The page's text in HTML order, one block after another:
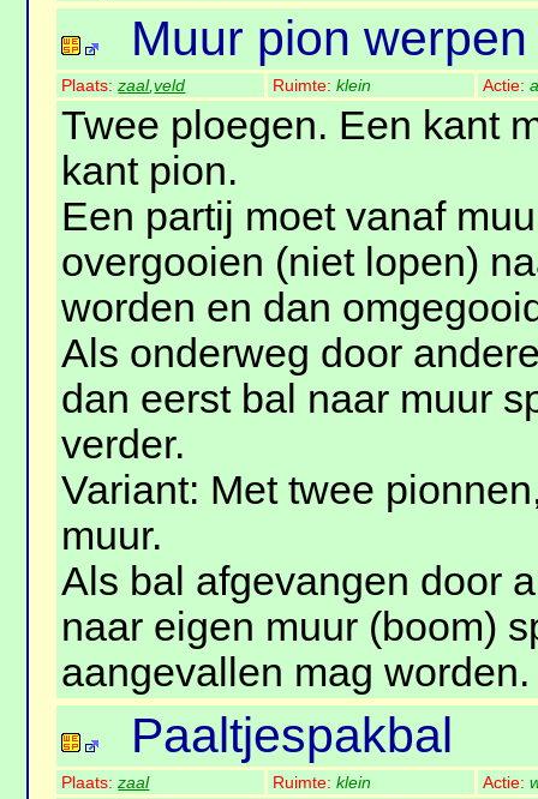
Muur pion werpen
Plaats:zaal,veld Ruimte:klein Actie:
Twee ploegen. Een kant
kant pion.
Een partij moet vanaf
overgooien (niet lopen)
worden en dan
Als onderweg door
dan eerst bal naar muur
verder.
Variant: Met twee
muur.
Als bal afgevangen door
naar eigen muur (boom)
aangevallen mag worden.
Paaltjespakbal
Plaats:zaal Ruimte:klein Actie: